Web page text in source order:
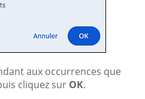
aux occurrences que
cliquez sur OK.